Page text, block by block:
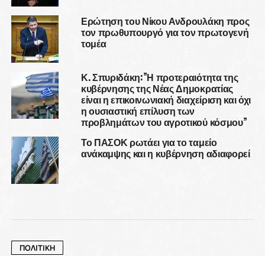
Ερώτηση του Νίκου Ανδρουλάκη προς
τον πρωθυπουργό για τον πρωτογενή
τομέα
Κ. Σπυριδάκη:”Η προτεραιότητα της
κυβέρνησης της Νέας Δημοκρατίας
είναι η επικοινωνιακή διαχείριση και όχι
η ουσιαστική επίλυση των
προβλημάτων του αγροτικού κόσμου”
Το ΠΑΣΟΚ ρωτάει για το ταμείο
ανάκαμψης και η κυβέρνηση αδιαφορεί
ΠΟΛΙΤΙΚΗ